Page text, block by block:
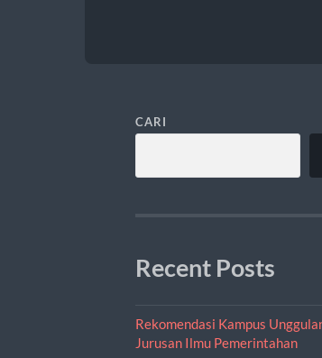
CARI
Recent Posts
Rekomendasi Kampus
Jurusan Ilmu Pemerintahan